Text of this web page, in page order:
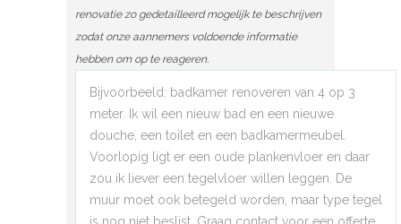
renovatie zo gedetailleerd mogelijk te beschrijven
zodat onze aannemers voldoende informatie
hebben om op te reageren.